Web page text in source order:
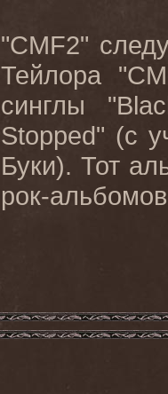
"CMF2"
Тейлора
синглы
Stopped" (с
Буки). Тот
рок-альбомов